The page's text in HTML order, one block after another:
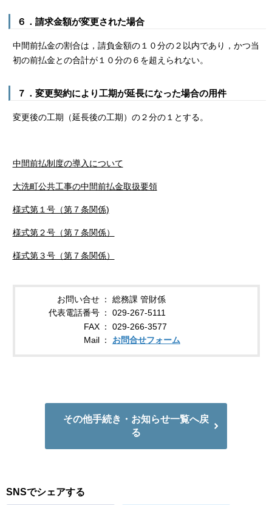
６．請求金額が変更された場合
中間前払金の割合は，請負金額の１０分の２以内であり，かつ当
初の前払金との合計が１０分の６を超えられない。
７．変更契約により工期が延長になった場合の用件
変更後の工期（延長後の工期）の２分の１とする。
中間前払制度の導入について
大洗町公共工事の中間前払金取扱要領
様式第１号（第７条関係)
様式第２号（第７条関係）
様式第３号（第７条関係）
お問い合せ
総務課 管財係
代表電話番号
029-267-5111
FAX
029-266-3577
Mail
お問合せフォーム
その他手続き・お知らせ一覧へ戻
る
SNSでシェアする